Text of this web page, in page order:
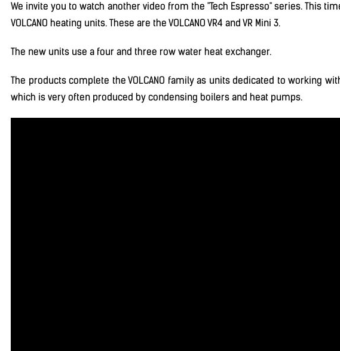
We invite you to watch another video from the "Tech Espresso" series. This
VOLCANO heating units. These are the VOLCANO VR4 and VR Mini 3.
The new units use a four and three row water heat exchanger.
The products complete the VOLCANO family as units dedicated to working
which is very often produced by condensing boilers and heat pumps.